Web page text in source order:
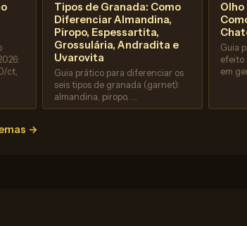
ct,
Tipos de Granada: Como
Diferenciar Almandina,
Piropo, Espessartita,
Grossulária, Andradita e
Uvarovita
Guia prático para diferenciar os
seis tipos de granada (garnet):
almandina, piropo, …
Olho
Guia
efeito
em
→